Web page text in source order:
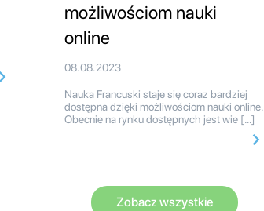
możliwościom nauki
online
08.08.2023
Nauka Francuski staje się coraz bardziej
dostępna dzięki możliwościom nauki online.
Obecnie na rynku dostępnych jest wie […]
Zobacz wszystkie